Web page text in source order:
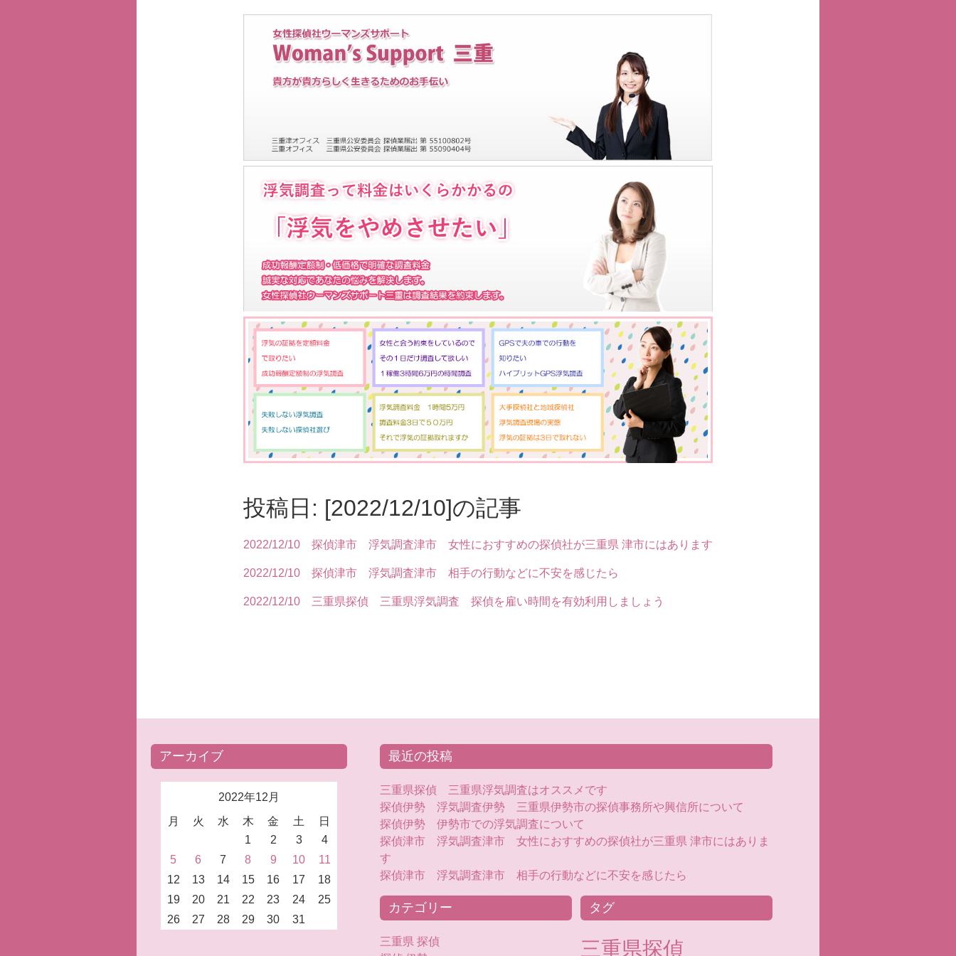
投稿日: [2022/12/10]の記事
2022/12/10 探偵津市 浮気調査津市 女性におすすめの探偵社が三重県 津市にはあります
2022/12/10 探偵津市 浮気調査津市 相手の行動などに不安を感じたら
2022/12/10 三重県探偵 三重県浮気調査 探偵を雇い時間を有効利用しましょう
アーカイブ
2022年12月
月
火 水 木 金 土
日
1
2 3
4
5
6 7 8 9 10
11
12
13 14 15 16 17
18
19
20 21 22 23 24
25
26
27 28 29 30 31
最近の投稿
三重県探偵 三重県浮気調査はオススメです
探偵伊勢 浮気調査伊勢 三重県伊勢市の探偵事務所や興信所について
探偵伊勢 伊勢市での浮気調査について
探偵津市 浮気調査津市 女性におすすめの探偵社が三重県 津市にはありま
す
探偵津市 浮気調査津市 相手の行動などに不安を感じたら
カテゴリー
三重県 探偵
タグ
三重県探偵